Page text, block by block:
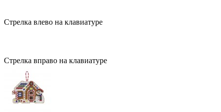
Стрелка влево на клавиатуре
Стрелка вправо на клавиатуре